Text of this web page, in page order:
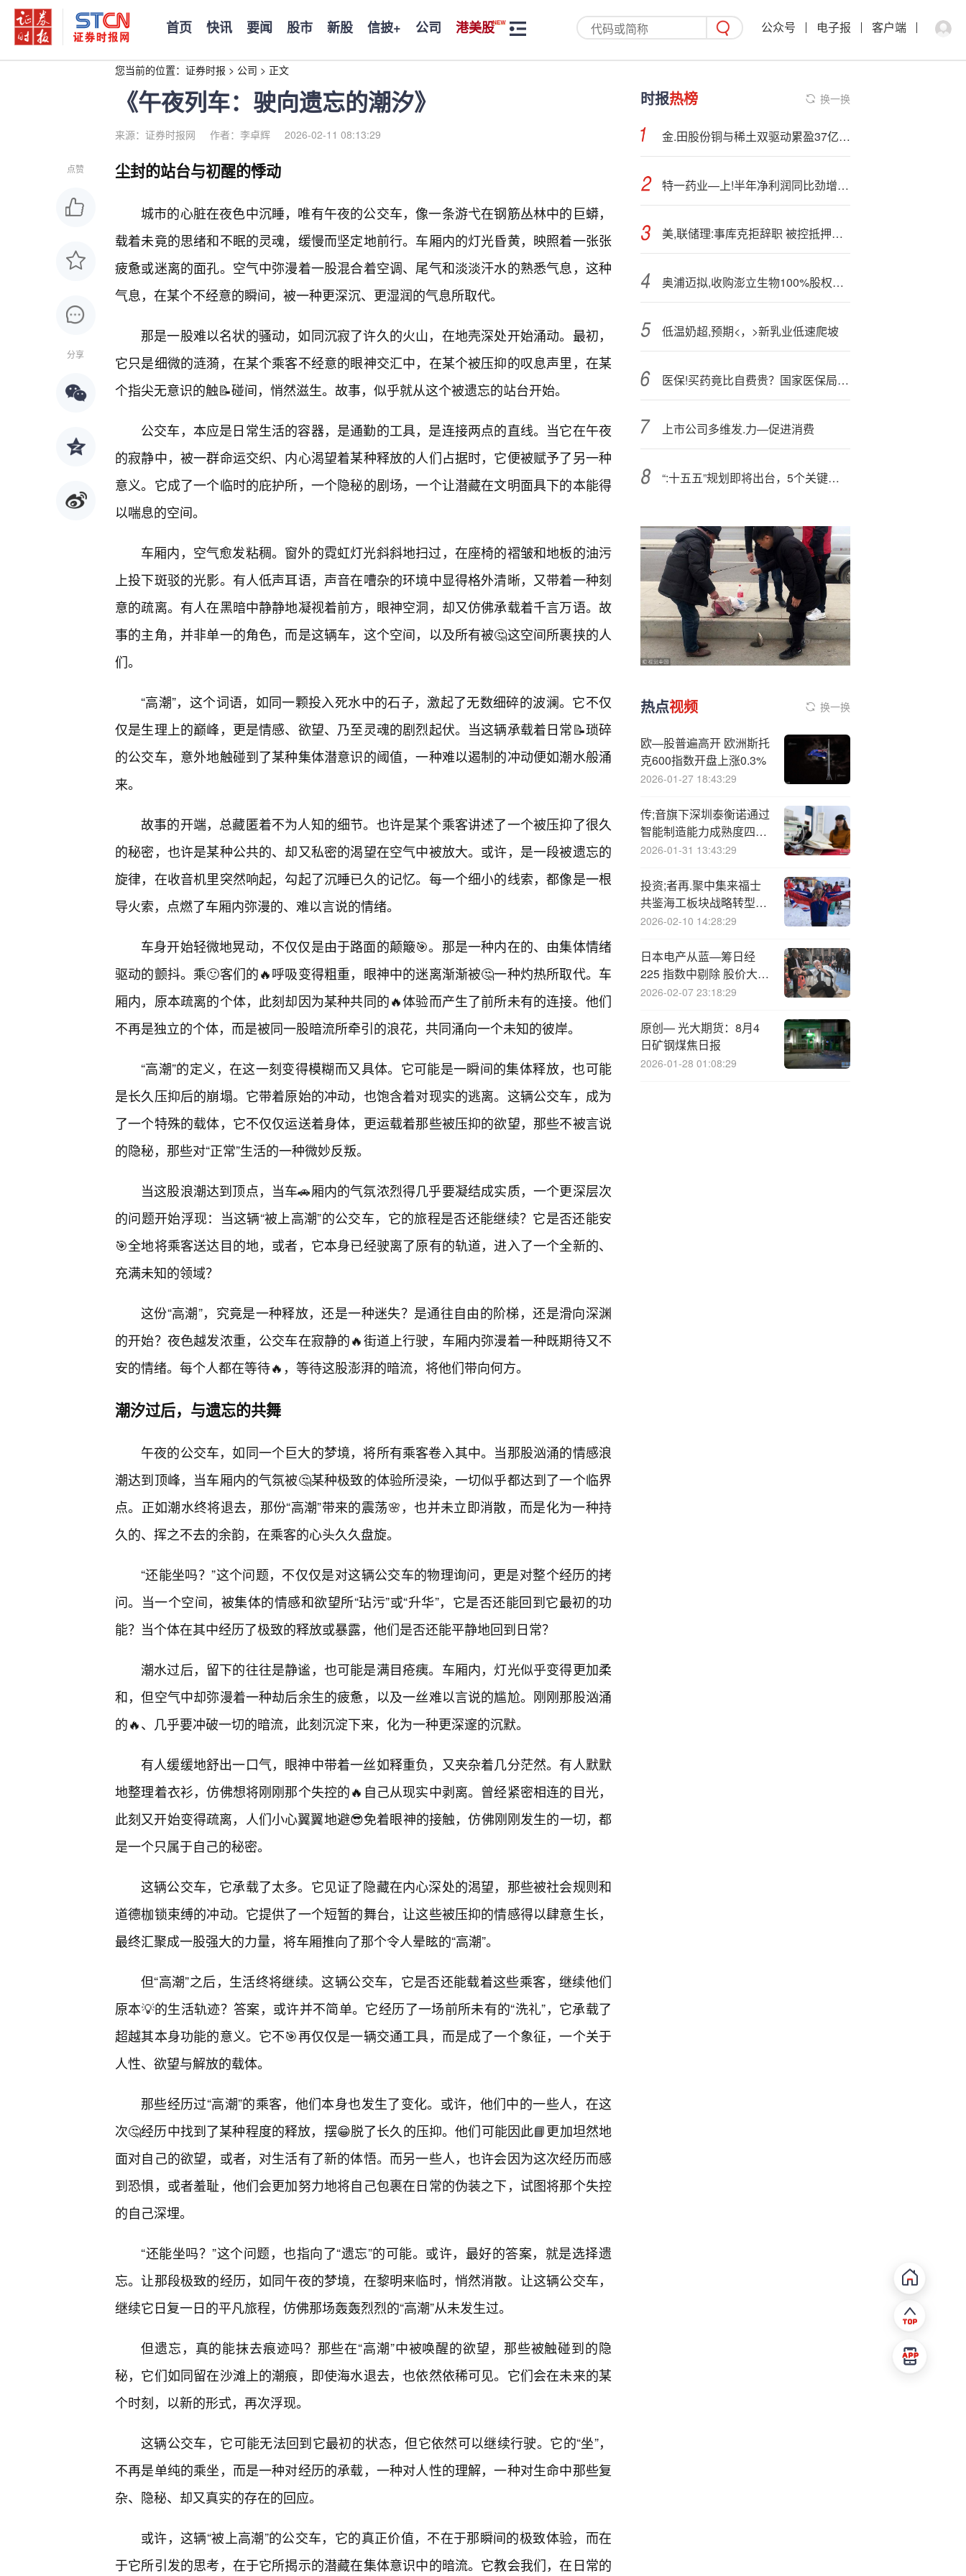
首页 快讯 要闻 股市 新股 信披+ 公司 港美股 公众号 电子报 客户端
您当前的位置： 证券时报 > 公司 > 正文
《午夜列车：驶向遗忘的潮汐》
来源：证券时报网 作者：李卓辉 2026-02-11 08:13:29
点赞
分享
尘封的站台与初醒的悸动
城市的心脏在夜色中沉睡，唯有午夜的公交车，像一条游弋在钢筋丛林中的巨蟒，
载着未竟的思绪和不眠的灵魂，缓慢而坚定地前行。车厢内的灯光昏黄，映照着一张张
疲惫或迷离的面孔。空气中弥漫着一股混合着空调、尾气和淡淡汗水的熟悉气息，这种
气息，在某个不经意的瞬间，被一种更深沉、更湿润的气息所取代。
那是一股难以名状的骚动，如同沉寂了许久的火山，在地壳深处开始涌动。最初，
它只是细微的涟漪，在某个乘客不经意的眼神交汇中，在某个被压抑的叹息声里，在某
个指尖无意识的触📝碰间，悄然滋生。故事，似乎就从这个被遗忘的站台开始。
公交车，本应是日常生活的容器，是通勤的工具，是连接两点的直线。当它在午夜
的寂静中，被一群命运交织、内心渴望着某种释放的人们占据时，它便被赋予了另一种
意义。它成了一个临时的庇护所，一个隐秘的剧场，一个让潜藏在文明面具下的本能得
以喘息的空间。
车厢内，空气愈发粘稠。窗外的霓虹灯光斜斜地扫过，在座椅的褶皱和地板的油污
上投下斑驳的光影。有人低声耳语，声音在嘈杂的环境中显得格外清晰，又带着一种刻
意的疏离。有人在黑暗中静静地凝视着前方，眼神空洞，却又仿佛承载着千言万语。故
事的主角，并非单一的角色，而是这辆车，这个空间，以及所有被🤔这空间所裹挟的人
们。
“高潮”，这个词语，如同一颗投入死水中的石子，激起了无数细碎的波澜。它不仅
仅是生理上的巅峰，更是情感、欲望、乃至灵魂的剧烈起伏。当这辆承载着日常📝琐碎
的公交车，意外地触碰到了某种集体潜意识的阈值，一种难以遏制的冲动便如潮水般涌
来。
故事的开端，总藏匿着不为人知的细节。也许是某个乘客讲述了一个被压抑了很久
的秘密，也许是某种公共的、却又私密的渴望在空气中被放大。或许，是一段被遗忘的
旋律，在收音机里突然响起，勾起了沉睡已久的记忆。每一个细小的线索，都像是一根
导火索，点燃了车厢内弥漫的、难以言说的情绪。
车身开始轻微地晃动，不仅仅是由于路面的颠簸🎯。那是一种内在的、由集体情绪
驱动的颤抖。乘🙂客们的🔥呼吸变得粗重，眼神中的迷离渐渐被🤔一种灼热所取代。车
厢内，原本疏离的个体，此刻却因为某种共同的🔥体验而产生了前所未有的连接。他们
不再是独立的个体，而是被同一股暗流所牵引的浪花，共同涌向一个未知的彼岸。
“高潮”的定义，在这一刻变得模糊而又具体。它可能是一瞬间的集体释放，也可能
是长久压抑后的崩塌。它带着原始的冲动，也饱含着对现实的逃离。这辆公交车，成为
了一个特殊的载体，它不仅仅运送着身体，更运载着那些被压抑的欲望，那些不被言说
的隐秘，那些对“正常”生活的一种微妙反叛。
当这股浪潮达到顶点，当车🚗厢内的气氛浓烈得几乎要凝结成实质，一个更深层次
的问题开始浮现：当这辆“被上高潮”的公交车，它的旅程是否还能继续？它是否还能安
🎯全地将乘客送达目的地，或者，它本身已经驶离了原有的轨道，进入了一个全新的、
充满未知的领域？
这份“高潮”，究竟是一种释放，还是一种迷失？是通往自由的阶梯，还是滑向深渊
的开始？夜色越发浓重，公交车在寂静的🔥街道上行驶，车厢内弥漫着一种既期待又不
安的情绪。每个人都在等待🔥，等待这股澎湃的暗流，将他们带向何方。
潮汐过后，与遗忘的共舞
午夜的公交车，如同一个巨大的梦境，将所有乘客卷入其中。当那股汹涌的情感浪
潮达到顶峰，当车厢内的气氛被🤔某种极致的体验所浸染，一切似乎都达到了一个临界
点。正如潮水终将退去，那份“高潮”带来的震荡🌸，也并未立即消散，而是化为一种持
久的、挥之不去的余韵，在乘客的心头久久盘旋。
“还能坐吗？”这个问题，不仅仅是对这辆公交车的物理询问，更是对整个经历的拷
问。当一个空间，被集体的情感和欲望所“玷污”或“升华”，它是否还能回到它最初的功
能？当个体在其中经历了极致的释放或暴露，他们是否还能平静地回到日常？
潮水过后，留下的往往是静谧，也可能是满目疮痍。车厢内，灯光似乎变得更加柔
和，但空气中却弥漫着一种劫后余生的疲惫，以及一丝难以言说的尴尬。刚刚那股汹涌
的🔥、几乎要冲破一切的暗流，此刻沉淀下来，化为一种更深邃的沉默。
有人缓缓地舒出一口气，眼神中带着一丝如释重负，又夹杂着几分茫然。有人默默
地整理着衣衫，仿佛想将刚刚那个失控的🔥自己从现实中剥离。曾经紧密相连的目光，
此刻又开始变得疏离，人们小心翼翼地避😎免着眼神的接触，仿佛刚刚发生的一切，都
是一个只属于自己的秘密。
这辆公交车，它承载了太多。它见证了隐藏在内心深处的渴望，那些被社会规则和
道德枷锁束缚的冲动。它提供了一个短暂的舞台，让这些被压抑的情感得以肆意生长，
最终汇聚成一股强大的力量，将车厢推向了那个令人晕眩的“高潮”。
但“高潮”之后，生活终将继续。这辆公交车，它是否还能载着这些乘客，继续他们
原本💡的生活轨迹？答案，或许并不简单。它经历了一场前所未有的“洗礼”，它承载了
超越其本身功能的意义。它不🎯再仅仅是一辆交通工具，而是成了一个象征，一个关于
人性、欲望与解放的载体。
那些经历过“高潮”的乘客，他们本身也发生了变化。或许，他们中的一些人，在这
次🤔经历中找到了某种程度的释放，摆😁脱了长久的压抑。他们可能因此📘更加坦然地
面对自己的欲望，或者，对生活有了新的体悟。而另一些人，也许会因为这次经历而感
到恐惧，或者羞耻，他们会更加努力地将自己包裹在日常的伪装之下，试图将那个失控
的自己深埋。
“还能坐吗？”这个问题，也指向了“遗忘”的可能。或许，最好的答案，就是选择遗
忘。让那段极致的经历，如同午夜的梦境，在黎明来临时，悄然消散。让这辆公交车，
继续它日复一日的平凡旅程，仿佛那场轰轰烈烈的“高潮”从未发生过。
但遗忘，真的能抹去痕迹吗？那些在“高潮”中被唤醒的欲望，那些被触碰到的隐
秘，它们如同留在沙滩上的潮痕，即使海水退去，也依然依稀可见。它们会在未来的某
个时刻，以新的形式，再次浮现。
这辆公交车，它可能无法回到它最初的状态，但它依然可以继续行驶。它的“坐”，
不再是单纯的乘坐，而是一种对经历的承载，一种对人性的理解，一种对生命中那些复
杂、隐秘、却又真实的存在的回应。
或许，这辆“被上高潮”的公交车，它的真正价值，不在于那瞬间的极致体验，而在
于它所引发的思考，在于它所揭示的潜藏在集体意识中的暗流。它教会我们，在日常的
时报热榜 换一换
金.田股份铜与稀土双驱动累盈37亿 楼国强34亿元股权赠子女推进交班
特一药业—上!半年净利润同比劲增13.13倍
美,联储理:事库克拒辞职 被控抵押贷款欺诈陷政治风暴
奥浦迈拟,收购澎立生物100%股权事项即将上会
低温奶超,预期<，>新乳业低速爬坡
医保!买药竟比自费贵？国家医保局整治定点药店“阴阳价”套路
上市公司多维发.力—促进消费
“:十五五”规划即将出台，5个关键词值得关注{}
热点视频 换一换
欧—股普遍高开 欧洲斯托
克600指数开盘上涨0.3%
2026-01-27 18:43:29
传;音旗下深圳泰衡诺通过
智能制造能力成熟度四级
认证，智能制造实力再升
2026-01-31 13:43:29
投资;者再.聚中集来福士
共鉴海工板块战略转型与
增长新动能
2026-02-10 14:28:29
日本电产从蓝—筹日经
225 指数中剔除 股价大跌
20%
2026-02-07 23:18:29
原创— 光大期货：8月4
日矿钢煤焦日报
2026-01-28 01:08:29